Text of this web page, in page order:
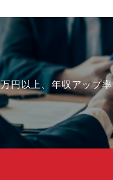
万円以上、年収アップ率